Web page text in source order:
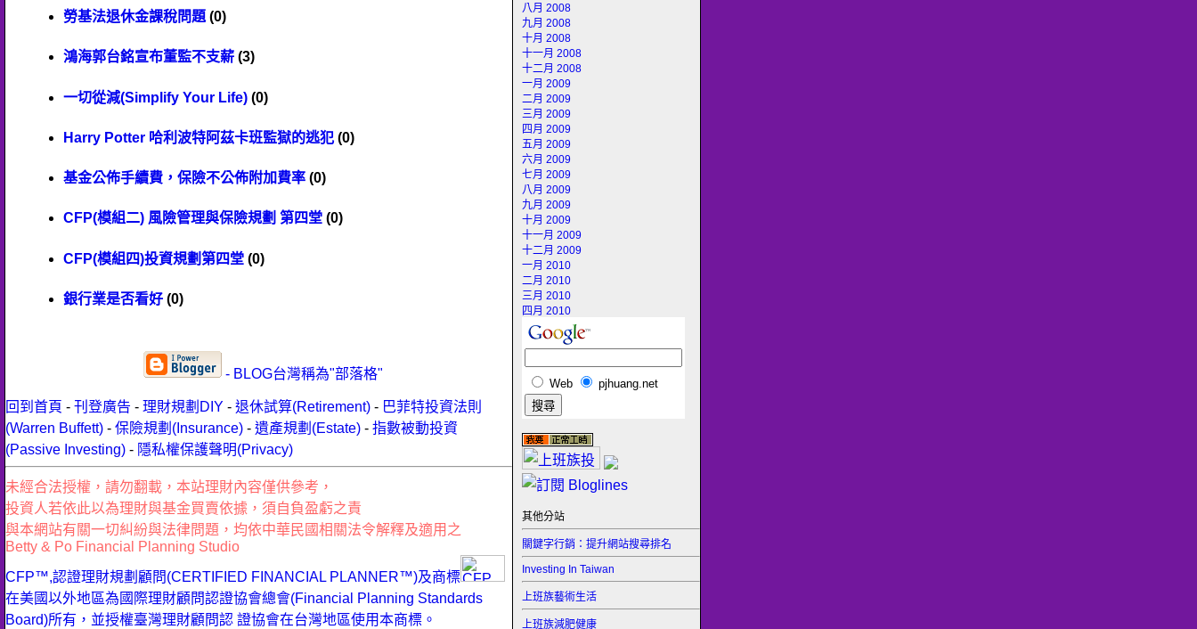
八月 2008
九月 2008
十月 2008
十一月 2008
十二月 2008
一月 2009
二月 2009
三月 2009
四月 2009
五月 2009
六月 2009
七月 2009
八月 2009
九月 2009
十月 2009
十一月 2009
十二月 2009
一月 2010
二月 2010
三月 2010
四月 2010
Web pjhuang.net
其他分站
關鍵字行銷：提升網站搜尋排名
Investing In Taiwan
上班族藝術生活
上班族減肥健康
勞基法退休金課稅問題 (0)
鴻海郭台銘宣布董監不支薪 (3)
一切從減(Simplify Your Life) (0)
Harry Potter 哈利波特阿茲卡班監獄的逃犯 (0)
基金公佈手續費，保險不公佈附加費率 (0)
CFP(模組二) 風險管理與保險規劃 第四堂 (0)
CFP(模組四)投資規劃第四堂 (0)
銀行業是否看好 (0)
- BLOG台灣稱為"部落格"
回到首頁 - 刊登廣告 - 理財規劃DIY - 退休試算(Retirement) - 巴菲特投資法則
(Warren Buffett) - 保險規劃(Insurance) - 遺產規劃(Estate) - 指數被動投資
(Passive Investing) - 隱私權保護聲明(Privacy)
未經合法授權，請勿翻載，本站理財內容僅供參考，
投資人若依此以為理財與基金買賣依據，須自負盈虧之責
與本網站有關一切糾紛與法律問題，均依中華民國相關法令解釋及適用之
Betty & Po Financial Planning Studio
CFP™,認證理財規劃顧問(CERTIFIED FINANCIAL PLANNER™)及商標
在美國以外地區為國際理財顧問認證協會總會(Financial Planning Standards
Board)所有，並授權臺灣理財顧問認 證協會在台灣地區使用本商標。